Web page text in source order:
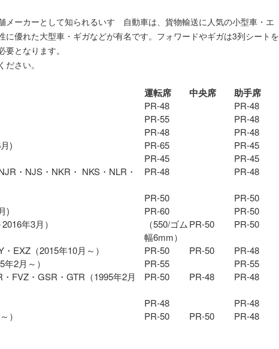
メーカーとして知られるいすゞ自動車は、貨物輸送に人気の小型車・エ
に優れた大型車・ギガなどが有名です。フォワードやギガは3列シートを
となります。
さい。
運転席 中央席 助手席
PR-48
PR-48
PR-55
PR-48
PR-48
PR-48
)
PR-65
PR-45
PR-45
PR-45
・NJS・NKR・ NKS・NLR・
PR-48 PR-48
PR-50
PR-50
)
PR-60
PR-50
年3月）
（550/ゴム
幅6mm）
PR-50 PR-50
EXZ（2015年10月～） PR-50 PR-50
PR-48
2月～）
PR-55
PR-55
FVZ・GSR・GTR（1995年2月
PR-50 PR-48 PR-48
PR-48
PR-48
）
PR-50 PR-50 PR-48